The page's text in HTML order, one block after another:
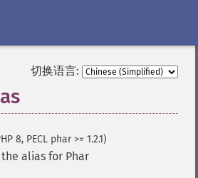
切换语言:
8, PECL phar >= 1.2.1)
the alias for Phar